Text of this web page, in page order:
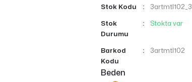
Stok Kodu
3artmtl102_3
Stok
Durumu
Stokta var
Barkod
Kodu
3artmtl102
Beden